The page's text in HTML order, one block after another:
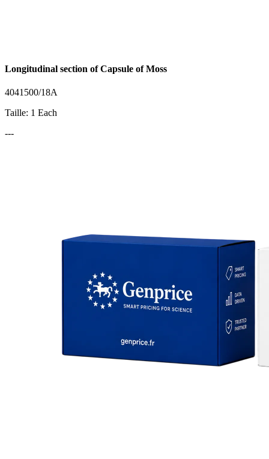
Longitudinal section of Capsule of Moss
4041500/18A
Taille: 1 Each
---